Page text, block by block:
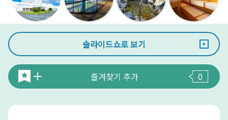
슬라이드쇼로 보기
즐겨찾기 추가 0